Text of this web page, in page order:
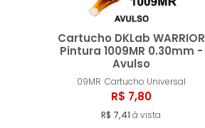
Cartucho DKLab WARRIOR
Pintura 1009MR 0.30mm -
Avulso
09MR Cartucho Universal
R$ 7,80
R$ 7,41 à vista
Comprar